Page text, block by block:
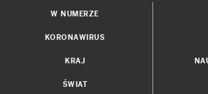
W NUMERZE
KORONAWIRUS
KRAJ
ŚWIAT